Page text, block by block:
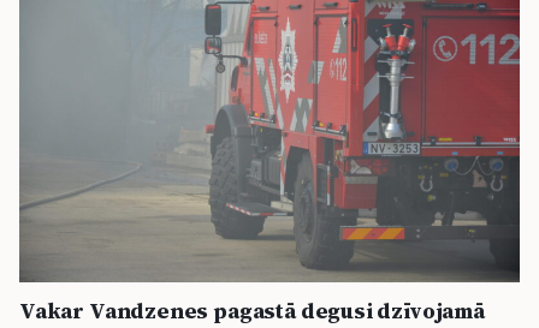
Vakar Vandzenes pagastā degusi dzīvojamā